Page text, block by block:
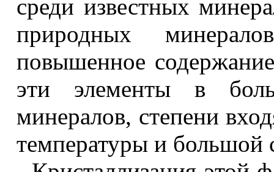
среди известных
природных
повышенное
эти элементы в
минералов, степени
температуры и большой